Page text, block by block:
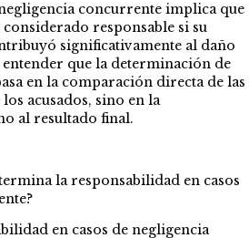
concurrente implica que
considerado responsable si su
significativamente al daño
que la determinación de
en la comparación directa de las
acusados, sino en la
al resultado final.
la responsabilidad en casos
en casos de negligencia